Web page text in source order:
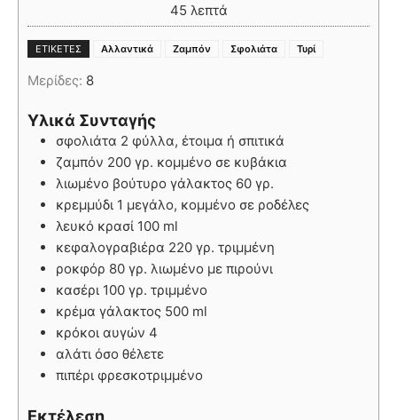
45 λεπτά
ΕΤΙΚΈΤΕΣ Αλλαντικά Ζαμπόν Σφολιάτα Τυρί
Μερίδες: 8
Υλικά Συνταγής
σφολιάτα 2 φύλλα, έτοιμα ή σπιτικά
ζαμπόν 200 γρ. κομμένο σε κυβάκια
λιωμένο βούτυρο γάλακτος 60 γρ.
κρεμμύδι 1 μεγάλο, κομμένο σε ροδέλες
λευκό κρασί 100 ml
κεφαλογραβιέρα 220 γρ. τριμμένη
ροκφόρ 80 γρ. λιωμένο με πιρούνι
κασέρι 100 γρ. τριμμένο
κρέμα γάλακτος 500 ml
κρόκοι αυγών 4
αλάτι όσο θέλετε
πιπέρι φρεσκοτριμμένο
Εκτέλεση